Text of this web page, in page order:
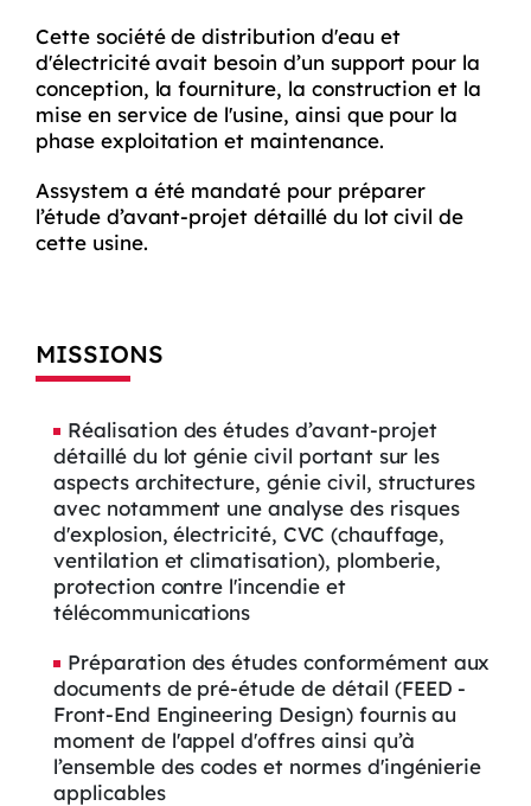
Cette société de distribution d'eau et
d'électricité avait besoin d’un support pour la
conception, la fourniture, la construction et la
mise en service de l'usine, ainsi que pour la
phase exploitation et maintenance.
Assystem a été mandaté pour préparer
l’étude d’avant-projet détaillé du lot civil de
cette usine.
MISSIONS
Réalisation des études d’avant-projet
détaillé du lot génie civil portant sur les
aspects architecture, génie civil, structures
avec notamment une analyse des risques
d'explosion, électricité, CVC (chauffage,
ventilation et climatisation), plomberie,
protection contre l'incendie et
télécommunications
Préparation des études conformément aux
documents de pré-étude de détail (FEED -
Front-End Engineering Design) fournis au
moment de l'appel d'offres ainsi qu’à
l’ensemble des codes et normes d'ingénierie
applicables